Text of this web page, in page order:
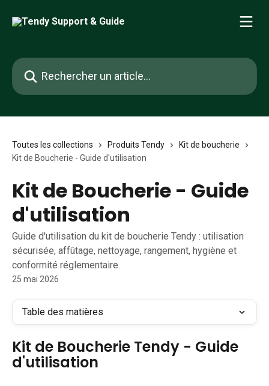
Rechercher un article...
Toutes les collections Produits Tendy
Kit de boucherie
Kit de Boucherie - Guide d'utilisation
Kit de Boucherie - Guide
d'utilisation
Guide d'utilisation du kit de boucherie Tendy : utilisation
sécurisée, affûtage, nettoyage, rangement, hygiène et
conformité réglementaire.
25 mai 2026
Table des matières
Kit de Boucherie Tendy - Guide
d'utilisation